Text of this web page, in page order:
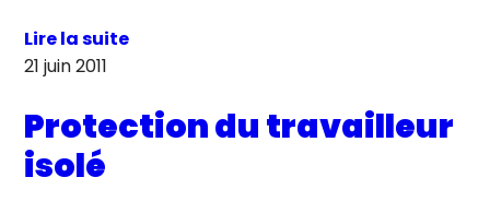
Lire la suite
21 juin 2011
Protection du travailleur
isolé